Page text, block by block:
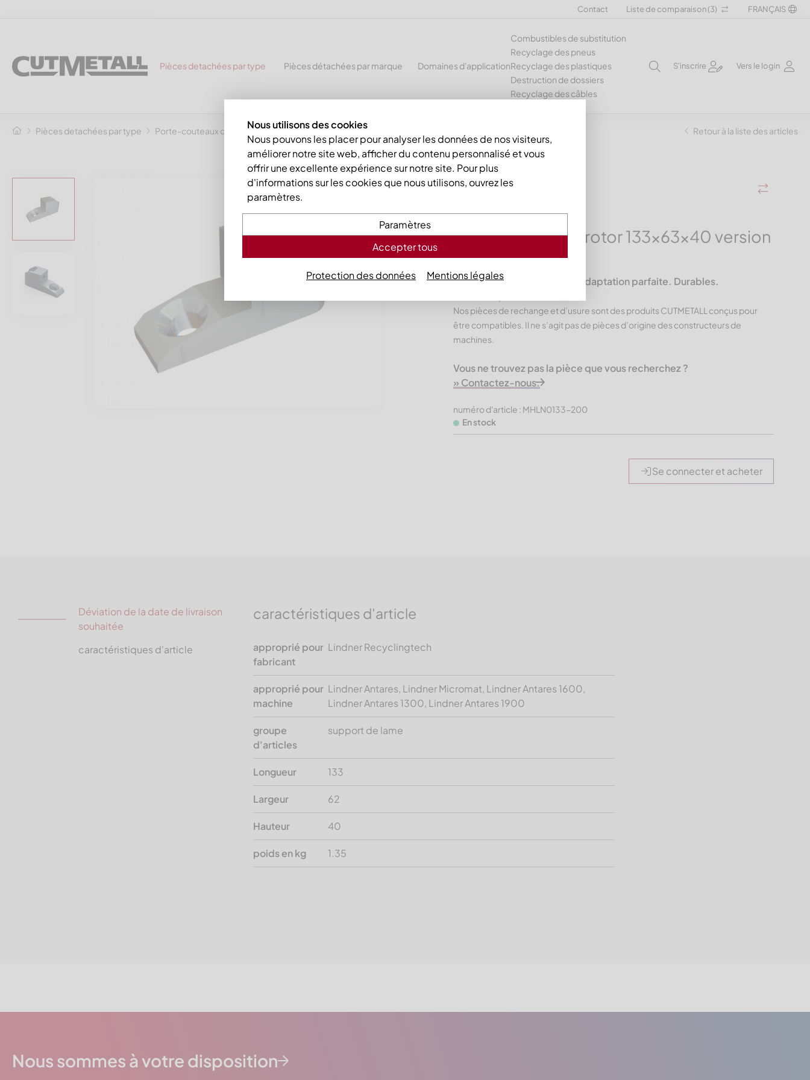
Contact Liste de comparaison (3) FRANÇAIS
Pièces detachées par type Pièces détachées par marque Domaines d'application
Combustibles de substitution
Recyclage des pneus
Recyclage des plastiques
Destruction de dossiers
Recyclage des câbles
S'inscrire Vers le login
Pièces detachées par type Porte-couteaux de broyeur Support de lame rotor 133x63x40 version 40 rotor à niveau Retour à la liste des articles
Support de lame rotor 133x63x40 version
40 rotor à niveau
Produits CUTMETALL – Une adaptation parfaite. Durables.
Nos pièces de rechange et d’usure sont des produits CUTMETALL conçus pour
être compatibles. Il ne s’agit pas de pièces d’origine des constructeurs de
machines.
Vous ne trouvez pas la pièce que vous recherchez ?
» Contactez-nous.
numéro d'article : MHLN0133-200
En stock
Se connecter et acheter
Déviation de la date de livraison
souhaitée
caractéristiques d'article
caractéristiques d'article
approprié pour
fabricant
Lindner Recyclingtech
approprié pour
machine
Lindner Antares, Lindner Micromat, Lindner Antares 1600,
Lindner Antares 1300, Lindner Antares 1900
groupe
d'articles
support de lame
Longueur 133
Largeur 62
Hauteur 40
poids en kg 1.35
Nous sommes à votre disposition
Nous utilisons des cookies
Nous pouvons les placer pour analyser les données de nos visiteurs,
améliorer notre site web, afficher du contenu personnalisé et vous
offrir une excellente expérience sur notre site. Pour plus
d'informations sur les cookies que nous utilisons, ouvrez les
paramètres.
Paramètres
Accepter tous
Protection des données Mentions légales